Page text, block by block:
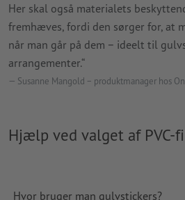
Her skal også materialets
fremhæves, fordi den sørger for, at
når man går på dem – ideelt til
arrangementer.“
Susanne Mangold – produktmanager hos
Hjælp ved valget af PVC-
Hvor bruger man gulvstickers?